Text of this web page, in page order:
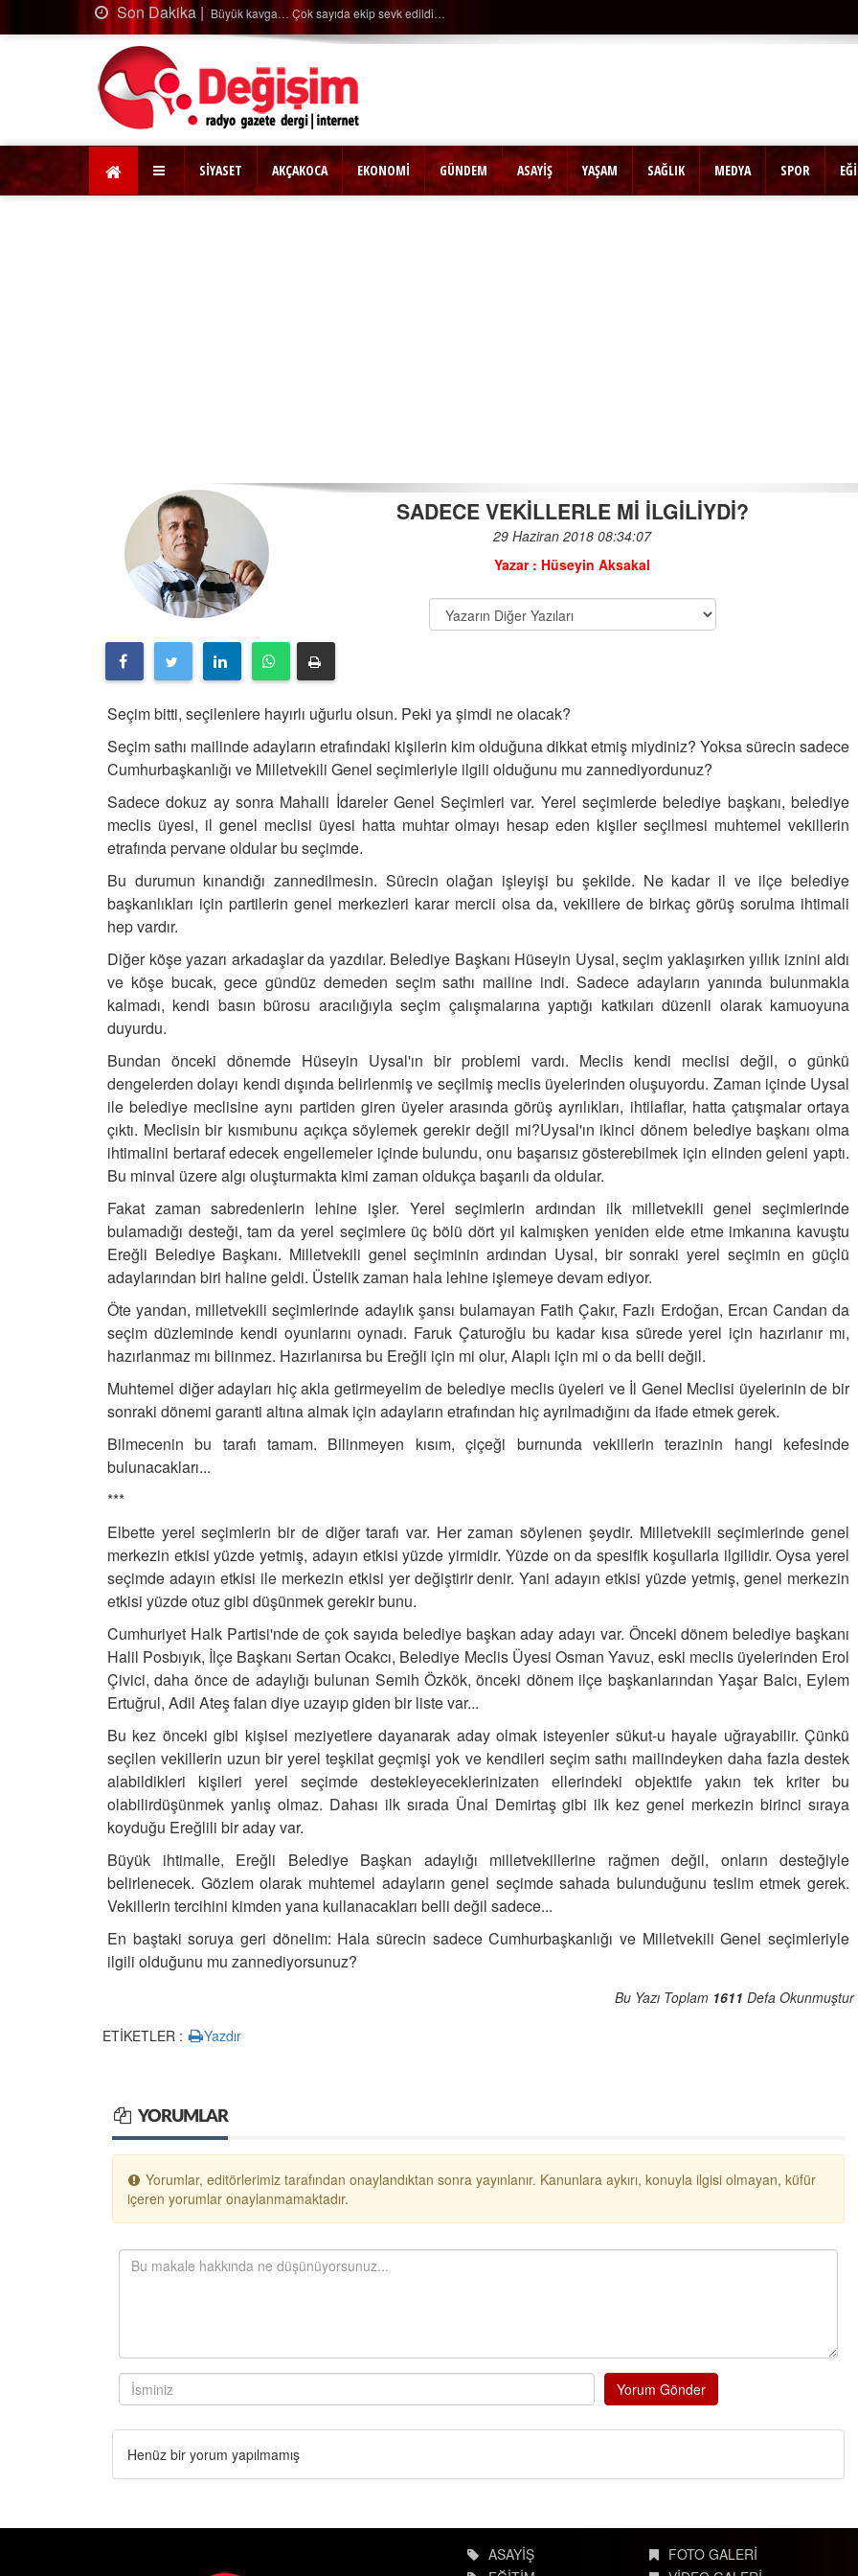
Son Dakika |Büyük kavga… Çok sayıda ekip sevk edildi…
SİYASET AKÇAKOCA EKONOMİ GÜNDEM ASAYİŞ YAŞAM SAĞLIK MEDYA SPOR
SADECE VEKİLLERLE Mİ İLGİLİYDİ?
29 Haziran 2018 08:34:07
Yazar : Hüseyin Aksakal
Seçim bitti, seçilenlere hayırlı uğurlu olsun. Peki ya şimdi ne olacak?
Seçim sathı mailinde adayların etrafındaki kişilerin kim olduğuna dikkat etmiş miydiniz? Yoksa sürecin sadece
Cumhurbaşkanlığı ve Milletvekili Genel seçimleriyle ilgili olduğunu mu zannediyordunuz?
Sadece dokuz ay sonra Mahalli İdareler Genel Seçimleri var. Yerel seçimlerde belediye başkanı, belediye
meclis üyesi, il genel meclisi üyesi hatta muhtar olmayı hesap eden kişiler seçilmesi muhtemel vekillerin
etrafında pervane oldular bu seçimde.
Bu durumun kınandığı zannedilmesin. Sürecin olağan işleyişi bu şekilde. Ne kadar il ve ilçe belediye
başkanlıkları için partilerin genel merkezleri karar mercii olsa da, vekillere de birkaç görüş sorulma ihtimali
hep vardır.
Diğer köşe yazarı arkadaşlar da yazdılar. Belediye Başkanı Hüseyin Uysal, seçim yaklaşırken yıllık iznini aldı
ve köşe bucak, gece gündüz demeden seçim sathı mailine indi. Sadece adayların yanında bulunmakla
kalmadı, kendi basın bürosu aracılığıyla seçim çalışmalarına yaptığı katkıları düzenli olarak kamuoyuna
duyurdu.
Bundan önceki dönemde Hüseyin Uysal'ın bir problemi vardı. Meclis kendi meclisi değil, o günkü
dengelerden dolayı kendi dışında belirlenmiş ve seçilmiş meclis üyelerinden oluşuyordu. Zaman içinde Uysal
ile belediye meclisine aynı partiden giren üyeler arasında görüş ayrılıkları, ihtilaflar, hatta çatışmalar ortaya
çıktı. Meclisin bir kısmıbunu açıkça söylemek gerekir değil mi?Uysal'ın ikinci dönem belediye başkanı olma
ihtimalini bertaraf edecek engellemeler içinde bulundu, onu başarısız gösterebilmek için elinden geleni yaptı.
Bu minval üzere algı oluşturmakta kimi zaman oldukça başarılı da oldular.
Fakat zaman sabredenlerin lehine işler. Yerel seçimlerin ardından ilk milletvekili genel seçimlerinde
bulamadığı desteği, tam da yerel seçimlere üç bölü dört yıl kalmışken yeniden elde etme imkanına kavuştu
Ereğli Belediye Başkanı. Milletvekili genel seçiminin ardından Uysal, bir sonraki yerel seçimin en güçlü
adaylarından biri haline geldi. Üstelik zaman hala lehine işlemeye devam ediyor.
Öte yandan, milletvekili seçimlerinde adaylık şansı bulamayan Fatih Çakır, Fazlı Erdoğan, Ercan Candan da
seçim düzleminde kendi oyunlarını oynadı. Faruk Çaturoğlu bu kadar kısa sürede yerel için hazırlanır mı,
hazırlanmaz mı bilinmez. Hazırlanırsa bu Ereğli için mi olur, Alaplı için mi o da belli değil.
Muhtemel diğer adayları hiç akla getirmeyelim de belediye meclis üyeleri ve İl Genel Meclisi üyelerinin de bir
sonraki dönemi garanti altına almak için adayların etrafından hiç ayrılmadığını da ifade etmek gerek.
Bilmecenin bu tarafı tamam. Bilinmeyen kısım, çiçeği burnunda vekillerin terazinin hangi kefesinde
bulunacakları...
***
Elbette yerel seçimlerin bir de diğer tarafı var. Her zaman söylenen şeydir. Milletvekili seçimlerinde genel
merkezin etkisi yüzde yetmiş, adayın etkisi yüzde yirmidir. Yüzde on da spesifik koşullarla ilgilidir. Oysa yerel
seçimde adayın etkisi ile merkezin etkisi yer değiştirir denir.Yani adayın etkisi yüzde yetmiş, genel merkezin
etkisi yüzde otuz gibi düşünmek gerekir bunu.
Cumhuriyet Halk Partisi'nde de çok sayıda belediye başkan aday adayı var. Önceki dönem belediye başkanı
Halil Posbıyık, İlçe Başkanı Sertan Ocakcı, Belediye Meclis Üyesi Osman Yavuz, eski meclis üyelerinden Erol
Çivici, daha önce de adaylığı bulunan Semih Özkök, önceki dönem ilçe başkanlarından Yaşar Balcı, Eylem
Ertuğrul, Adil Ateş falan diye uzayıp giden bir liste var...
Bu kez önceki gibi kişisel meziyetlere dayanarak aday olmak isteyenler sükut-u hayale uğrayabilir. Çünkü
seçilen vekillerin uzun bir yerel teşkilat geçmişi yok ve kendileri seçim sathı mailindeyken daha fazla destek
alabildikleri kişileri yerel seçimde destekleyeceklerinizaten ellerindeki objektife yakın tek kriter bu
olabilirdüşünmek yanlış olmaz. Dahası ilk sırada Ünal Demirtaş gibi ilk kez genel merkezin birinci sıraya
koyduğu Ereğlili bir aday var.
Büyük ihtimalle, Ereğli Belediye Başkan adaylığı milletvekillerine rağmen değil, onların desteğiyle
belirlenecek. Gözlem olarak muhtemel adayların genel seçimde sahada bulunduğunu teslim etmek gerek.
Vekillerin tercihini kimden yana kullanacakları belli değil sadece...
En baştaki soruya geri dönelim: Hala sürecin sadece Cumhurbaşkanlığı ve Milletvekili Genel seçimleriyle
ilgili olduğunu mu zannediyorsunuz?
Bu Yazı Toplam 1611 Defa Okunmuştur
ETİKETLER :
Yazdır
YORUMLAR
Yorumlar, editörlerimiz tarafından onaylandıktan sonra yayınlanır. Kanunlara aykırı, konuyla ilgisi olmayan, küfür
içeren yorumlar onaylanmamaktadır.
Yorum Gönder
Henüz bir yorum yapılmamış
KAMPÜS SORULARI
07-09-2019 | 08 : 17 26
Semih ÇOLAK
SEÇMEN NE DEDİ?
Op. Dr. Erol GÜNEN
Kemiklerinizi Sessizce Çürüten 6
Şenol AZMAN
“Aman doktor, yaman doktor.
Derdime bir çare!” – 2-
Merve KIRAN
KİLO KONTROLÜNDE KİLİT
NOKTA: ARA ÖĞÜNLER
Konuk Yazar
Temiz enerji ve gelecek
mücadelesi
Uğuralp CİVELEK
“Bu bir suç duyurusudur”
YEREL RADYO VE REKLAM
ASAYİŞ
FOTO GALERİ